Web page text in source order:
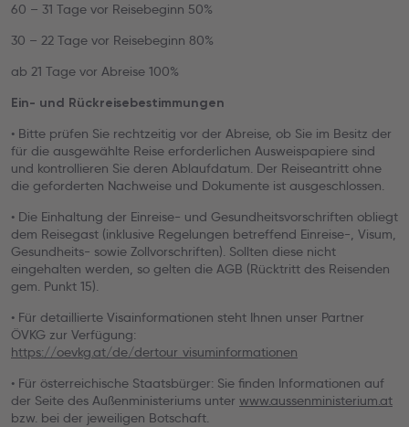
60 – 31 Tage vor Reisebeginn 50%
30 – 22 Tage vor Reisebeginn 80%
ab 21 Tage vor Abreise 100%
Ein- und Rückreisebestimmungen
• Bitte prüfen Sie rechtzeitig vor der Abreise, ob Sie im Besitz der
für die ausgewählte Reise erforderlichen Ausweispapiere sind
und kontrollieren Sie deren Ablaufdatum. Der Reiseantritt ohne
die geforderten Nachweise und Dokumente ist ausgeschlossen.
• Die Einhaltung der Einreise- und Gesundheitsvorschriften obliegt
dem Reisegast (inklusive Regelungen betreffend Einreise-, Visum,
Gesundheits- sowie Zollvorschriften). Sollten diese nicht
eingehalten werden, so gelten die AGB (Rücktritt des Reisenden
gem. Punkt 15).
• Für detaillierte Visainformationen steht Ihnen unser Partner
ÖVKG zur Verfügung:
https://oevkg.at/de/dertour_visuminformationen
• Für österreichische Staatsbürger: Sie finden Informationen auf
der Seite des Außenministeriums unter www.aussenministerium.at
bzw. bei der jeweiligen Botschaft.